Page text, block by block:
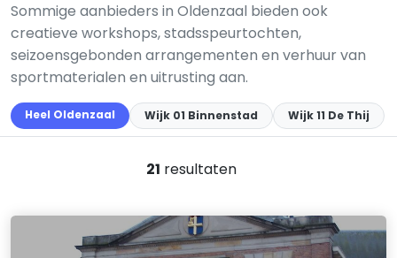
Sommige aanbieders in Oldenzaal bieden ook
creatieve workshops, stadsspeurtochten,
seizoensgebonden arrangementen en verhuur van
sportmaterialen en uitrusting aan.
Heel Oldenzaal Wijk 01 Binnenstad Wijk 11 De Thij
21 resultaten